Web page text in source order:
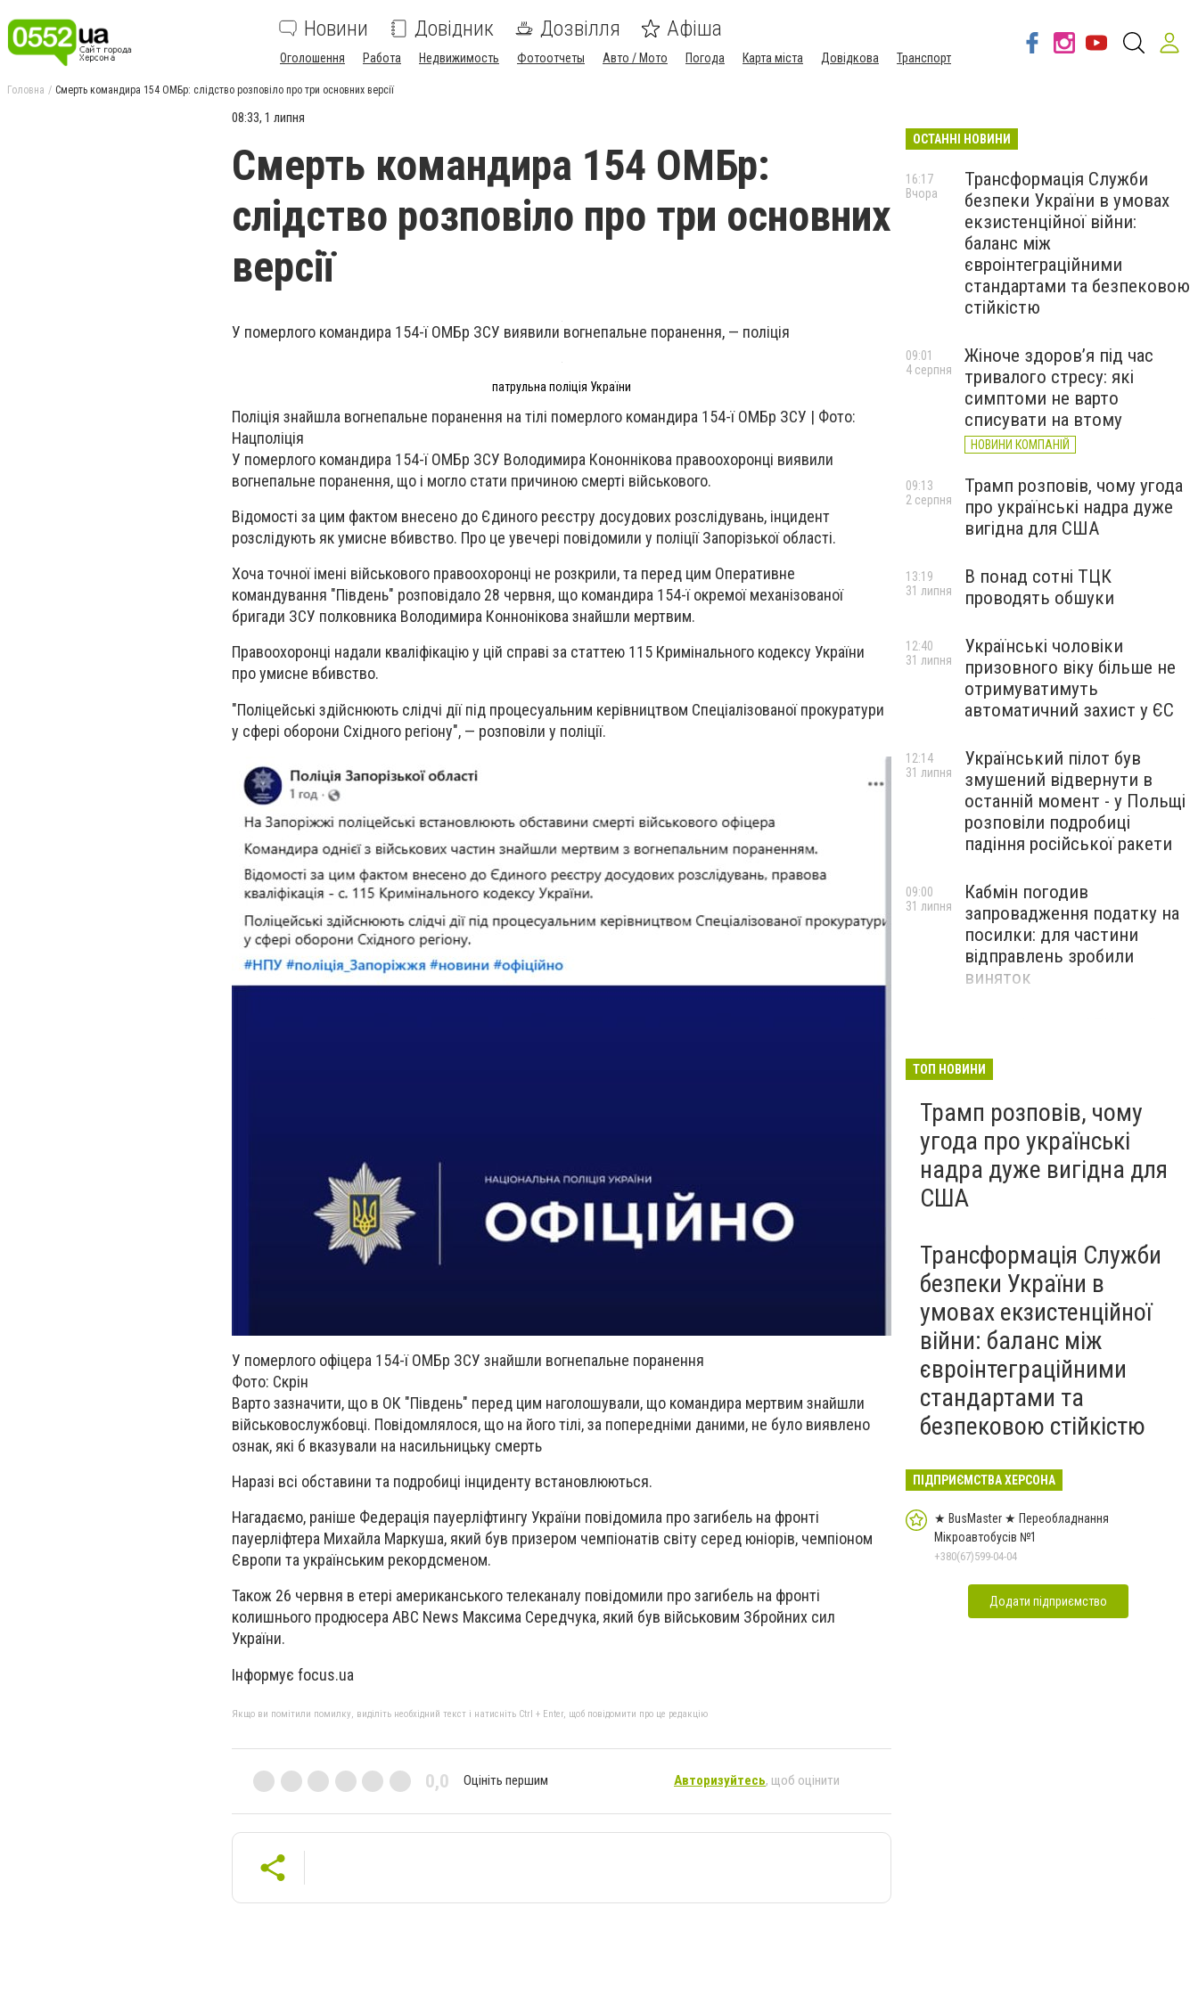
Новини Довідник Дозвілля Афіша
Оголошення Работа Недвижимость Фотоотчеты Авто / Мото Погода Карта міста Довідкова Транспорт
Головна Смерть командира 154 ОМБр: слідство розповіло про три основних версії
08:33, 1 липня
Смерть командира 154 ОМБр:
слідство розповіло про три основних
версії
У померлого командира 154-ї ОМБр ЗСУ виявили вогнепальне поранення, — поліція
патрульна поліція України
Поліція знайшла вогнепальне поранення на тілі померлого командира 154-ї ОМБр ЗСУ | Фото:
Нацполіція
У померлого командира 154-ї ОМБр ЗСУ Володимира Кононнікова правоохоронці виявили
вогнепальне поранення, що і могло стати причиною смерті військового.
Відомості за цим фактом внесено до Єдиного реєстру досудових розслідувань, інцидент
розслідують як умисне вбивство. Про це увечері повідомили у поліції Запорізької області.
Хоча точної імені військового правоохоронці не розкрили, та перед цим Оперативне
командування "Південь" розповідало 28 червня, що командира 154-ї окремої механізованої
бригади ЗСУ полковника Володимира Коннонікова знайшли мертвим.
Правоохоронці надали кваліфікацію у цій справі за статтею 115 Кримінального кодексу України
про умисне вбивство.
"Поліцейські здійснюють слідчі дії під процесуальним керівництвом Спеціалізованої прокуратури
у сфері оборони Східного регіону", — розповіли у поліції.
У померлого офіцера 154-ї ОМБр ЗСУ знайшли вогнепальне поранення
Фото: Скрін
Варто зазначити, що в ОК "Південь" перед цим наголошували, що командира мертвим знайшли
військовослужбовці. Повідомлялося, що на його тілі, за попередніми даними, не було виявлено
ознак, які б вказували на насильницьку смерть
Наразі всі обставини та подробиці інциденту встановлюються.
Нагадаємо, раніше Федерація пауерліфтингу України повідомила про загибель на фронті
пауерліфтера Михайла Маркуша, який був призером чемпіонатів світу серед юніорів, чемпіоном
Європи та українським рекордсменом.
Також 26 червня в етері американського телеканалу повідомили про загибель на фронті
колишнього продюсера ABC News Максима Середчука, який був військовим Збройних сил
України.
Інформує focus.ua
Якщо ви помітили помилку, виділіть необхідний текст і натисніть Ctrl + Enter, щоб повідомити про це редакцію
0,0 Оцініть першим Авторизуйтесь, щоб оцінити
ОСТАННІ НОВИНИ
Трансформація Служби
безпеки України в умовах
екзистенційної війни:
баланс між
євроінтеграційними
стандартами та безпековою
стійкістю
16:17
Вчора
Жіноче здоров’я під час
тривалого стресу: які
симптоми не варто
списувати на втому
НОВИНИ КОМПАНІЙ
09:01
4 серпня
Трамп розповів, чому угода
про українські надра дуже
вигідна для США
09:13
2 серпня
В понад сотні ТЦК
проводять обшуки
13:19
31 липня
Українські чоловіки
призовного віку більше не
отримуватимуть
автоматичний захист у ЄС
12:40
31 липня
Український пілот був
змушений відвернути в
останній момент - у Польщі
розповіли подробиці
падіння російської ракети
12:14
31 липня
Кабмін погодив
запровадження податку на
посилки: для частини
відправлень зробили
виняток
09:00
31 липня
доброчесності й
ТОП НОВИНИ
Трамп розповів, чому
угода про українські
надра дуже вигідна для
США
Трансформація Служби
безпеки України в
умовах екзистенційної
війни: баланс між
євроінтеграційними
стандартами та
безпековою стійкістю
ПІДПРИЄМСТВА ХЕРСОНА
★ BusMaster ★ Переобладнання
Мікроавтобусів №1
+380(67)599-04-04
Додати підприємство